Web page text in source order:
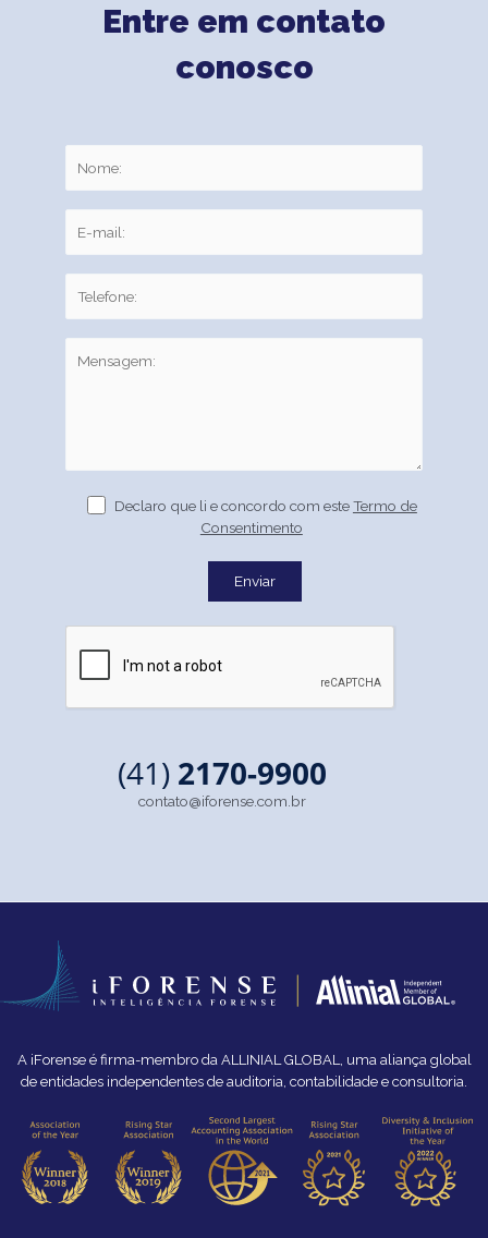
Entre em contato
conosco
Declaro que li e concordo com esteTermo de
Consentimento
(41) 2170-9900
contato@iforense.com.br
A iForense é firma-membro da ALLINIAL GLOBAL, uma aliança global
de entidades independentes de auditoria, contabilidade e consultoria.